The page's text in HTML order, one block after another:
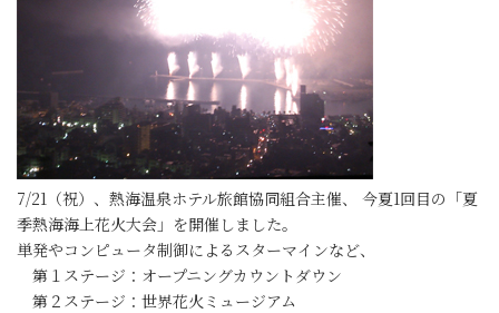
7/21（祝）、熱海温泉ホテル旅館協同組合主催、 今夏1回目の「夏
季熱海海上花火大会」を開催しました。
単発やコンピュータ制御によるスターマインなど、
第１ステージ：オープニングカウントダウン
第２ステージ：世界花火ミュージアム